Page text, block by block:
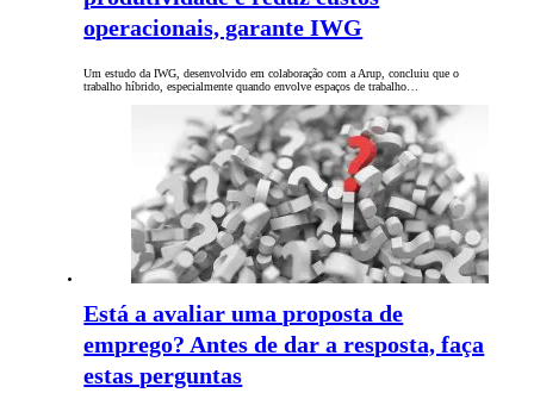
operacionais, garante IWG
Um estudo da IWG, desenvolvido em colaboração com a Arup, concluiu que o
trabalho híbrido, especialmente quando envolve espaços de trabalho…
Está a avaliar uma proposta de
emprego? Antes de dar a resposta, faça
estas perguntas